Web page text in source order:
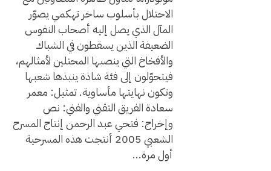
الاحتلال بأسلوب ساخر تهكمي يصوّر
المآل الذي يصل إليه أصحاب النفوس
الضعيفة الذين يسقطون في الشباك
والأفخاخ التي ينصبها المحتلين لأمثالهم،
فيتحوّلون إلى فئة شاذة ينبذها شعبها
وتكون نهايتها مأساوية. تمثيل: معمر
سعادة الفريق التقني والفني: نص
وإخراج: فتحي عبد الرحمن إنتاج المسرح
الشعبي 2005 أنتجت هذه المسرحية
أول مرة...